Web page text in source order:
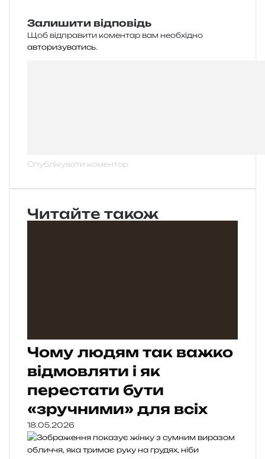
Залишити відповідь
Щоб відправити коментар вам необхідно
авторизуватись.
Читайте також
Чому людям так важко
відмовляти і як
перестати бути
«зручними» для всіх
18.05.2026